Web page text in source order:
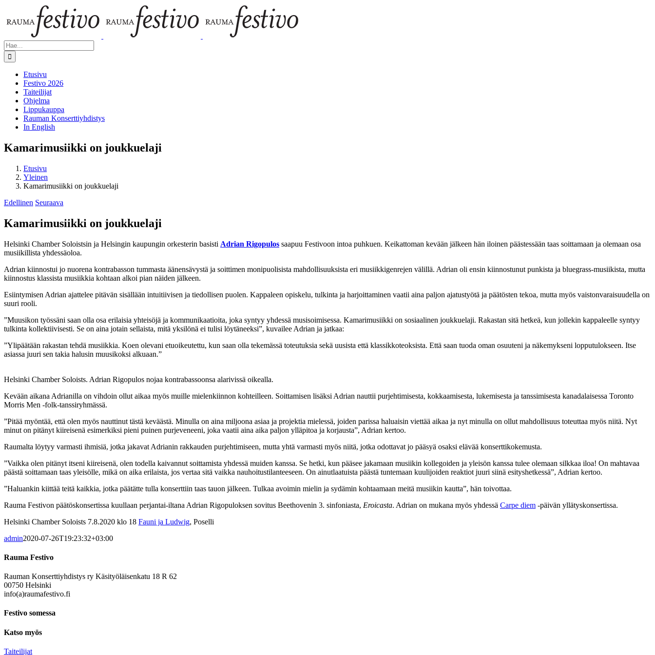
content
Etsi
...
Etusivu
Festivo 2026
Taiteilijat
Ohjelma
Lippukauppa
Rauman Konserttiyhdistys
In English
Kamarimusiikki on joukkuelaji
Etusivu
Yleinen
Kamarimusiikki on joukkuelaji
Edellinen Seuraava
Kamarimusiikki on joukkuelaji
Helsinki Chamber Soloistsin ja Helsingin kaupungin orkesterin basisti Adrian Rigopulos saapuu Festivoon intoa puhkuen. Keikattoman kevään jälkeen hän iloinen päästessään taas soittamaan ja olemaan osa
musiikillista yhdessäoloa.
Adrian kiinnostui jo nuorena kontrabasson tummasta äänensävystä ja soittimen monipuolisista mahdollisuuksista eri musiikkigenrejen välillä. Adrian oli ensin kiinnostunut punkista ja bluegrass-musiikista, mutta
kiinnostus klassista musiikkia kohtaan alkoi pian näiden jälkeen.
Esiintymisen Adrian ajattelee pitävän sisällään intuitiivisen ja tiedollisen puolen. Kappaleen opiskelu, tulkinta ja harjoittaminen vaatii aina paljon ajatustyötä ja päätösten tekoa, mutta myös vaistonvaraisuudella on
suuri rooli.
”Muusikon työssäni saan olla osa erilaisia yhteisöjä ja kommunikaatioita, joka syntyy yhdessä musisoimisessa. Kamarimusiikki on sosiaalinen joukkuelaji. Rakastan sitä hetkeä, kun jollekin kappaleelle syntyy
tulkinta kollektiivisesti. Se on aina jotain sellaista, mitä yksilönä ei tulisi löytäneeksi”, kuvailee Adrian ja jatkaa:
”Ylipäätään rakastan tehdä musiikkia. Koen olevani etuoikeutettu, kun saan olla tekemässä toteutuksia sekä uusista että klassikkoteoksista. Että saan tuoda oman osuuteni ja näkemykseni lopputulokseen. Itse
asiassa juuri sen takia halusin muusikoksi alkuaan.”
Helsinki Chamber Soloists. Adrian Rigopulos nojaa kontrabassoonsa alarivissä oikealla.
Kevään aikana Adrianilla on vihdoin ollut aikaa myös muille mielenkiinnon kohteilleen. Soittamisen lisäksi Adrian nauttii purjehtimisesta, kokkaamisesta, lukemisesta ja tanssimisesta kanadalaisessa Toronto
Morris Men -folk-tanssiryhmässä.
”Pitää myöntää, että olen myös nauttinut tästä keväästä. Minulla on aina miljoona asiaa ja projektia mielessä, joiden parissa haluaisin viettää aikaa ja nyt minulla on ollut mahdollisuus toteuttaa myös niitä. Nyt
minut on pitänyt kiireisenä esimerkiksi pieni puinen purjeveneeni, joka vaatii aina aika paljon ylläpitoa ja korjausta”, Adrian kertoo.
Raumalta löytyy varmasti ihmisiä, jotka jakavat Adrianin rakkauden purjehtimiseen, mutta yhtä varmasti myös niitä, jotka odottavat jo pääsyä osaksi elävää konserttikokemusta.
”Vaikka olen pitänyt itseni kiireisenä, olen todella kaivannut soittamista yhdessä muiden kanssa. Se hetki, kun pääsee jakamaan musiikin kollegoiden ja yleisön kanssa tulee olemaan silkkaa iloa! On mahtavaa
päästä soittamaan taas yleisölle, mikä on aika erilaista, jos vertaa sitä vaikka nauhoitustilanteeseen. On ainutlaatuista päästä tuntemaan kuulijoiden reaktiot juuri siinä esityshetkessä”, Adrian kertoo.
”Haluankin kiittää teitä kaikkia, jotka päätätte tulla konserttiin taas tauon jälkeen. Tulkaa avoimin mielin ja sydämin kohtaamaan meitä musiikin kautta”, hän toivottaa.
Rauma Festivon päätöskonsertissa kuullaan perjantai-iltana Adrian Rigopuloksen sovitus Beethovenin 3. sinfoniasta, Eroicasta. Adrian on mukana myös yhdessä Carpe diem -päivän yllätyskonsertissa.
Helsinki Chamber Soloists 7.8.2020 klo 18 Fauni ja Ludwig, Poselli
admin2020-07-26T19:23:32+03:00
Rauma Festivo
Rauman Konserttiyhdistys ry Käsityöläisenkatu 18 R 62
00750 Helsinki
info(a)raumafestivo.fi
Festivo somessa
Katso myös
Taiteilijat